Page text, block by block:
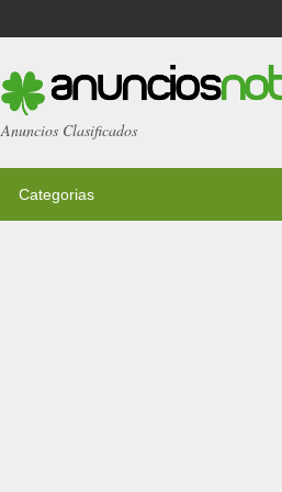
Anuncios Clasificados
Categorias